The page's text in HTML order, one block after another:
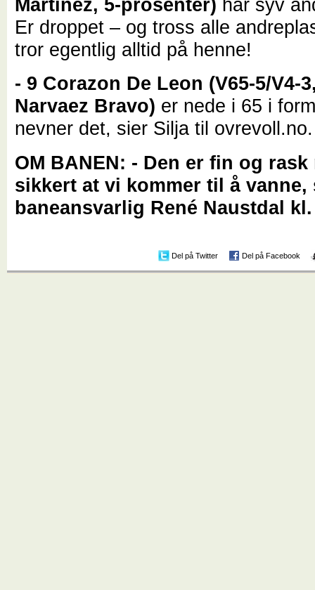
Er droppet – og tross alle
tror egentlig alltid på henne!
- 9 Corazon De Leon (V65-5/V4-
Narvaez Bravo) er nede i 65 i
nevner det, sier Silja til ovrevoll.no.
OM BANEN: - Den er fin og rask
sikkert at vi kommer til å vanne,
baneansvarlig René Naustdal kl.
Del på Twitter Del på Facebook